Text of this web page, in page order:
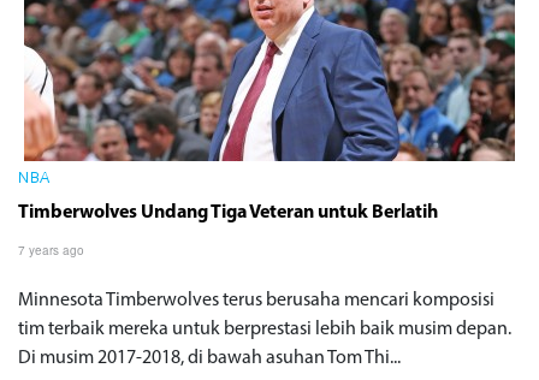
NBA
Timberwolves Undang Tiga Veteran untuk Berlatih
7 years ago
Minnesota Timberwolves terus berusaha mencari komposisi
tim terbaik mereka untuk berprestasi lebih baik musim depan.
Di musim 2017-2018, di bawah asuhan Tom Thi...